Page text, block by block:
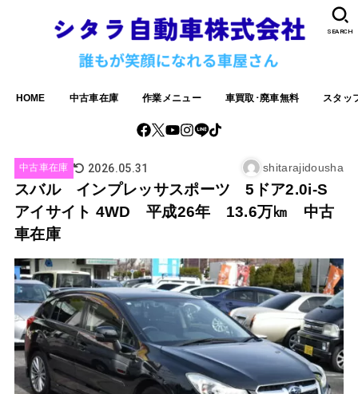
HOME 中古車在庫 作業メニュー 車買取･廃車無料 スタッ
SEARCH
中古車在庫 2026.05.31 shitarajidousha
スバル インプレッサスポーツ 5ドア2.0i-S
アイサイト 4WD 平成26年 13.6万㎞ 中古
車在庫